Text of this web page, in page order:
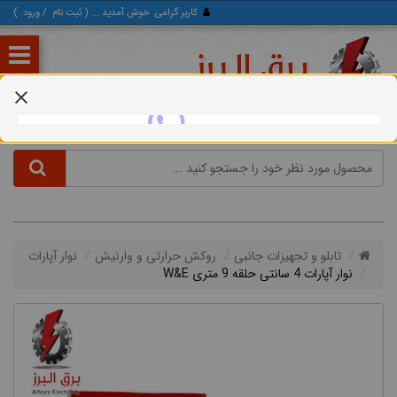
کاربر گرامی خوش آمدید ... ( ثبت‌ نام /ورود )
تابلو و تجهیزات جانبی روکش حرارتی و وارنیش
نوار آپارات
نوار آپارات 4 سانتی حلقه 9 متری W&E